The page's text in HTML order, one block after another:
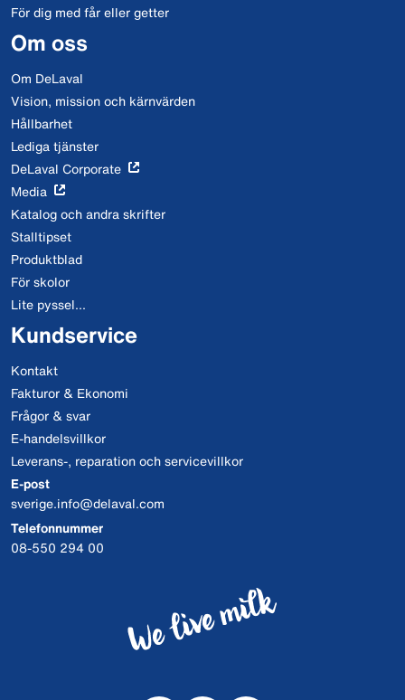
För dig med får eller getter
Om oss
Om DeLaval
Vision, mission och kärnvärden
Hållbarhet
Lediga tjänster
DeLaval Corporate
Media
Katalog och andra skrifter
Stalltipset
Produktblad
För skolor
Lite pyssel...
Kundservice
Kontakt
Fakturor & Ekonomi
Frågor & svar
E-handelsvillkor
Leverans-, reparation och servicevillkor
E-post
sverige.info@delaval.com
Telefonnummer
08-550 294 00